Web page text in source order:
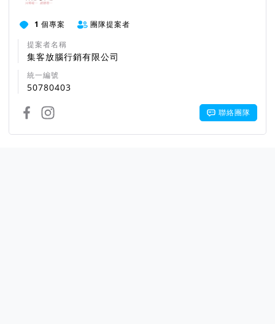
1 個專案
團隊提案者
提案者名稱
集客放腦行銷有限公司
統一編號
50780403
聯絡團隊